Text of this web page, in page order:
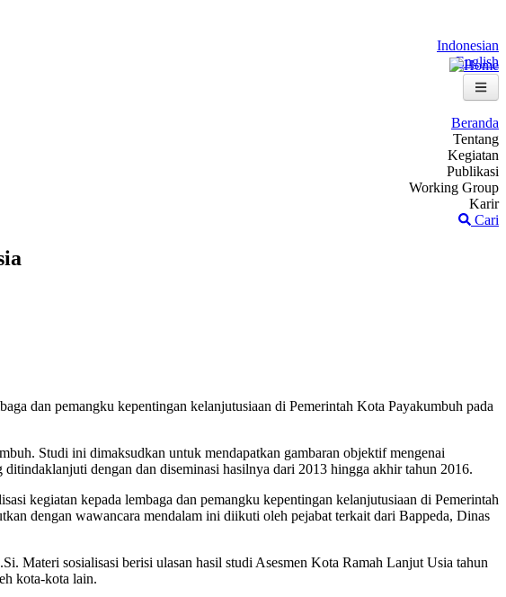
Indonesian
English
Beranda
Tentang
Kegiatan
Publikasi
Working Group
Karir
Cari
dan pemangku kepentingan kelanjutusiaan di Pemerintah Kota Payakumbuh pada
Studi ini dimaksudkan untuk mendapatkan gambaran objektif mengenai
dengan dan diseminasi hasilnya dari 2013 hingga akhir tahun 2016.
kegiatan kepada lembaga dan pemangku kepentingan kelanjutusiaan di Pemerintah
dengan wawancara mendalam ini diikuti oleh pejabat terkait dari Bappeda, Dinas
Materi sosialisasi berisi ulasan hasil studi Asesmen Kota Ramah Lanjut Usia tahun
kota-kota lain.